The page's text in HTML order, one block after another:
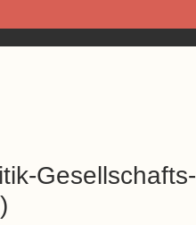
Gesellschafts-